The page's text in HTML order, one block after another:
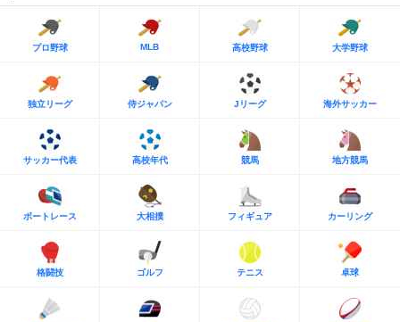
プロ野球 MLB 高校野球 大学野球
独立リーグ 侍ジャパン Jリーグ 海外サッカー
サッカー代表 高校年代 競馬 地方競馬
ボートレース 大相撲 フィギュア カーリング
格闘技 ゴルフ テニス 卓球